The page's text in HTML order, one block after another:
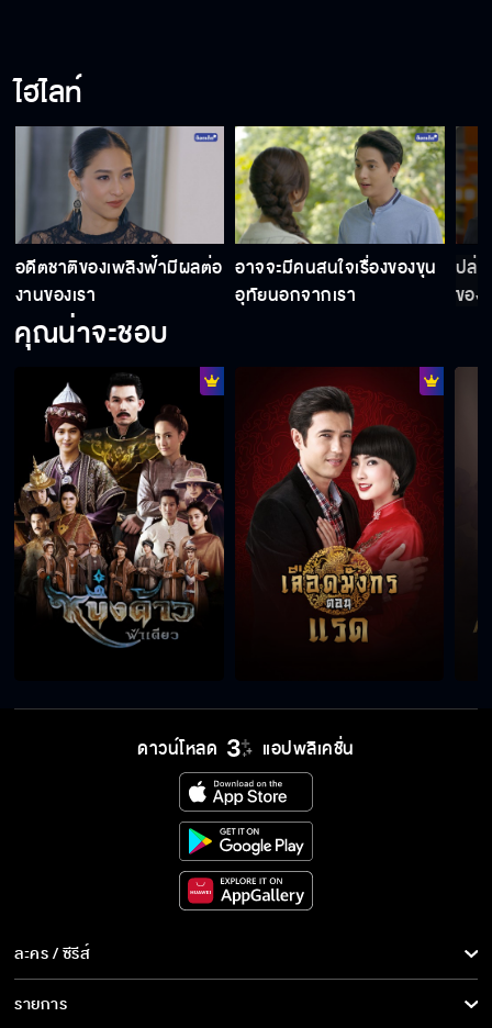
เอ็งเป็นวิญญาณผีนรกสั่งมาเกิด
น้ำมันพรายรึ...ของโสโครก ข้าไม่ใช้หรอกเว้ย
พวกมันต้องการอำนาจของเทวรูป
อดีตชาติของคุณหยุดยั้งการนองเลือดครั้งนี้ได้
แกเอาเทวรูปไปซ่อนไว้ที่ไหน
ขอบคุณนะครับที่มาเยี่ยม
ปล่อยให้เวรกรรมทำหน้าที่ของมัน
ไฮไลท์
อดีตชาติของเพลิงฟ้ามีผลต่อ
งานของเรา
อาจจะมีคนสนใจเรื่องของขุน
อุทัยนอกจากเรา
ปล่อ
ของ
คุณน่าจะชอบ
ดาวน์โหลด แอปพลิเคชั่น
ละคร / ซีรีส์
ละคร/ซีรีส์
รายการ